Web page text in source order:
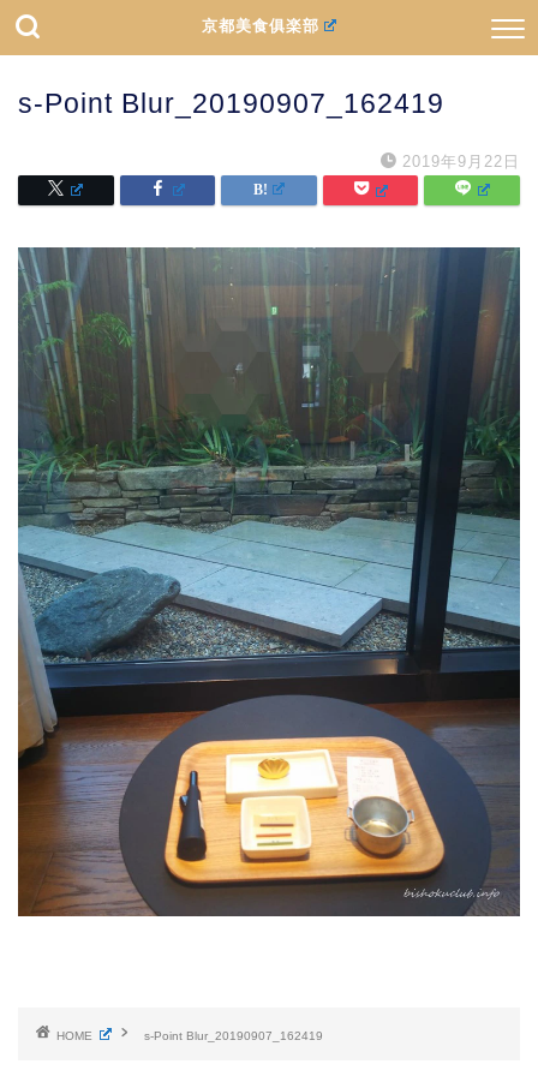
京都美食俱楽部
s-Point Blur_20190907_162419
2019年9月22日
HOME s-Point Blur_20190907_162419